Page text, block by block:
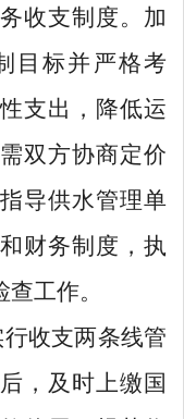
收支制度。 加
目标并严格考
支出，降低运
双方协商定价
导供水管理单
财务制度，执
工作。
收支两条线管
，及时上缴国